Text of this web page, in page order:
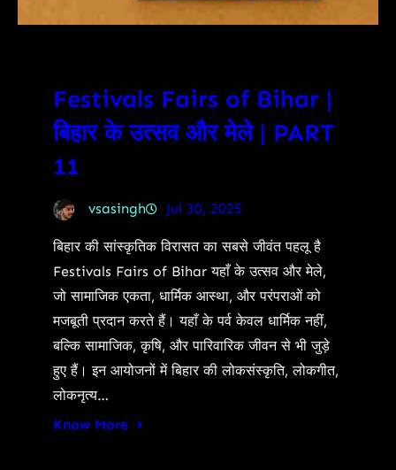
Festivals Fairs of Bihar |
बिहार के उत्सव और मेले | PART
11
vsasingh Jul 30, 2025
बिहार की सांस्कृतिक विरासत का सबसे जीवंत पहलू है
Festivals Fairs of Bihar यहाँ के उत्सव और मेले,
जो सामाजिक एकता, धार्मिक आस्था, और परंपराओं को
मजबूती प्रदान करते हैं। यहाँ के पर्व केवल धार्मिक नहीं,
बल्कि सामाजिक, कृषि, और पारिवारिक जीवन से भी जुड़े
हुए हैं। इन आयोजनों में बिहार की लोकसंस्कृति, लोकगीत,
लोकनृत्य…
Know More